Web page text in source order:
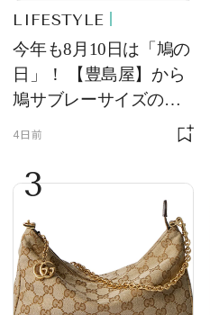
LIFESTYLE
今年も8月10日は「鳩の
日」！ 【豊島屋】から
鳩サブレーサイズのポ
ーチ「はとっこ」を限
4日前
3